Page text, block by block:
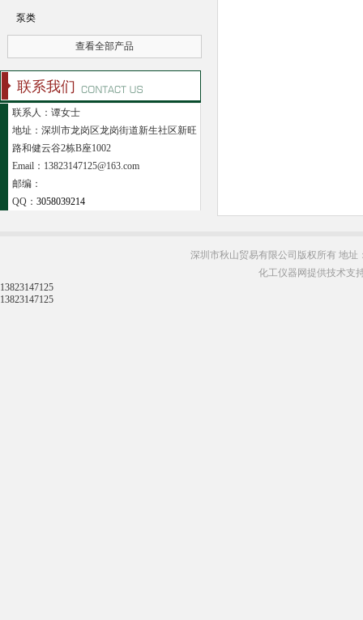
泵类
查看全部产品
联系我们
联系人：谭女士
地址：深圳市龙岗区龙岗街道新生社区新旺
路和健云谷2栋B座1002
Email：13823147125@163.com
邮编：
QQ： 3058039214
深圳市秋山贸易有限公司版权所有 地址
化工仪器网提供技术支
13823147125
13823147125